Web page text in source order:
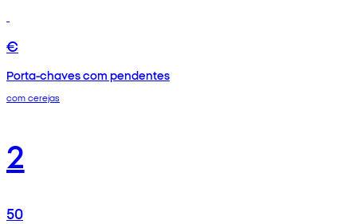
€
Porta-chaves com pendentes
com cerejas
2
50